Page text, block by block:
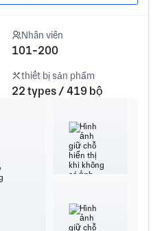
Nhân viên
101-200
thiết bị sản phẩm
22 types / 419 bộ